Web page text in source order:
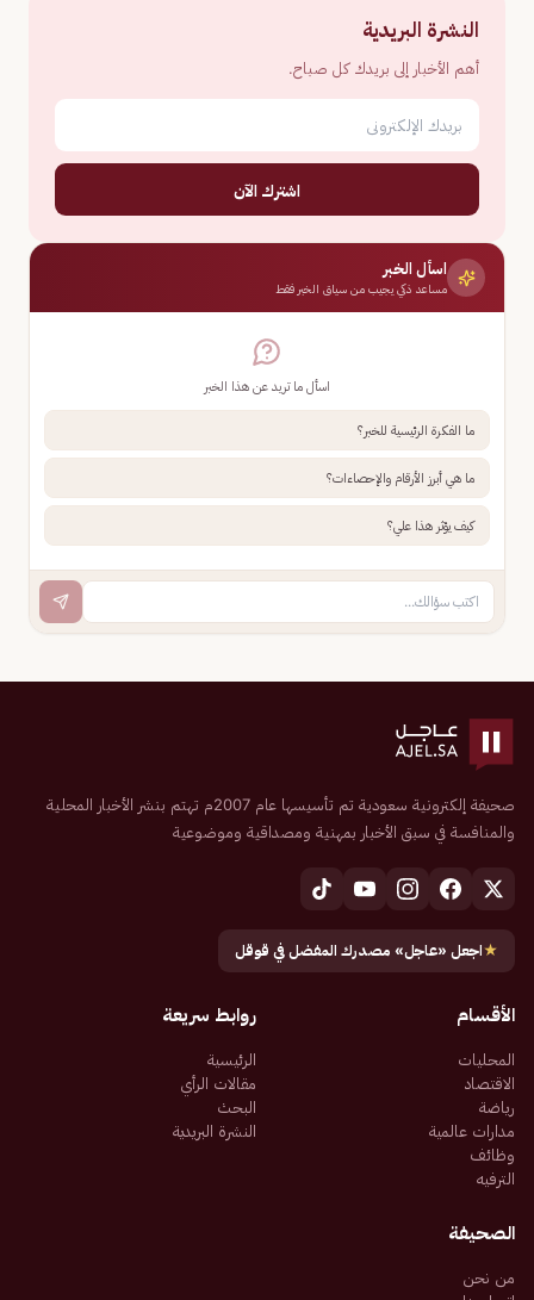
النشرة البريدية
أهم الأخبار إلى بريدك كل صباح.
اشترك الآن
اسأل الخبر
مساعد ذكي يجيب من سياق الخبر فقط
اسأل ما تريد عن هذا الخبر
ما الفكرة الرئيسية للخبر؟
ما هي أبرز الأرقام والإحصاءات؟
كيف يؤثر هذا علي؟
صحيفة إلكترونية سعودية تم تأسيسها عام 2007م تهتم بنشر الأخبار المحلية
والمنافسة في سبق الأخبار بمهنية ومصداقية وموضوعية
★اجعل «عاجل» مصدرك المفضل في قوقل
الأقسام
المحليات
الاقتصاد
رياضة
مدارات عالمية
وظائف
الترفيه
روابط سريعة
الرئيسية
مقالات الرأي
البحث
النشرة البريدية
الصحيفة
من نحن